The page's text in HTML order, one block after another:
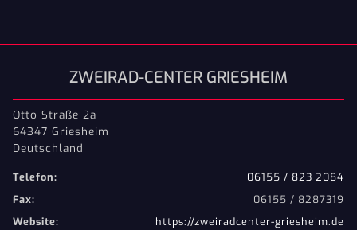
ZWEIRAD-CENTER GRIESHEIM
Otto Straße 2a
64347 Griesheim
Deutschland
Telefon:
06155 / 823 2084
Fax:
06155 / 8287319
Website:
https://zweiradcenter-griesheim.de